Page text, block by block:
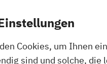
Cookies, um Ihnen
sind und solche,